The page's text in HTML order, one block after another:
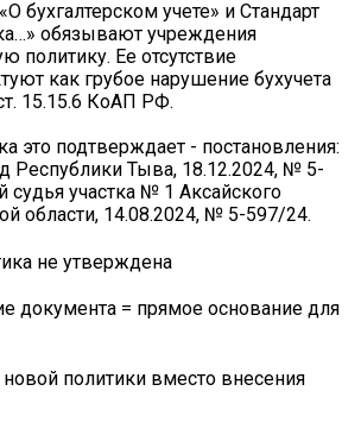
бухгалтерском учете» и Стандарт
обязывают учреждения
политику. Ее отсутствие
как грубое нарушение бухучета
15.15.6 КоАП РФ.
это подтверждает - постановления:
Республики Тыва, 18.12.2024, № 5-
участка № 1 Аксайского
области, 14.08.2024, № 5-597/24.
не утверждена
документа = прямое основание для
политики вместо внесения